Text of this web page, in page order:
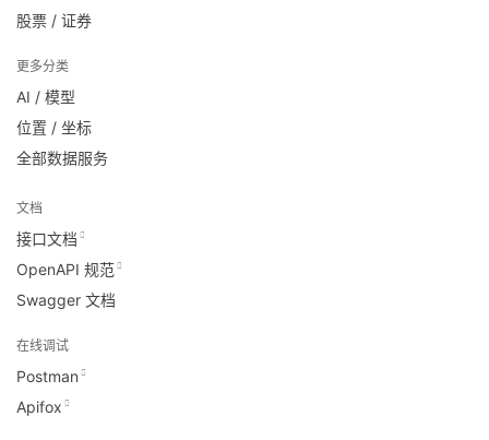
股票 / 证券
更多分类
AI / 模型
位置 / 坐标
全部数据服务
文档
接口文档
OpenAPI 规范
Swagger 文档
在线调试
Postman
Apifox